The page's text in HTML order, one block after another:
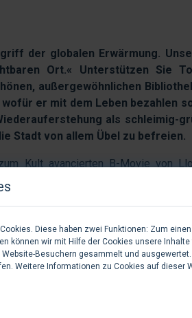
der globalen Erwärmung.
Ort.« Unterstützen Sie
außergewöhnlichen
er mit dem Leben bezahlen
als schleimig-
Stadt von allem Übel zu befreien.
Kult avancierten B-Movie von
Pop-Rock-Musical,
seine deutschsprachige
wie Umweltverschmutzung,
Diese haben zwei Funktionen: Zum
können wir mit Hilfe der Cookies unsere
Besuchern gesammelt und
Weitere Informationen zu Cookies auf dieser